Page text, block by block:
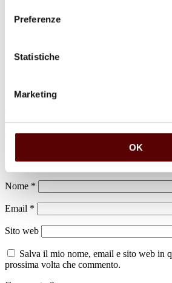
Preferenze
Statistiche
Marketing
OK
Lascia un commento
Il tuo indirizzo email non sarà pubblicato.
contrassegnati*
Nome *
Email *
Sito web
Salva il mio nome, email e sito web in
prossima volta che commento.